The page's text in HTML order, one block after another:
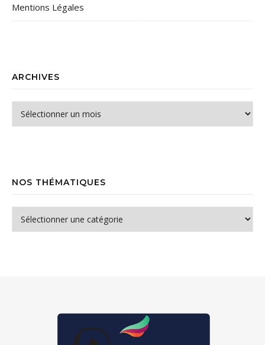
Mentions Légales
ARCHIVES
NOS THÉMATIQUES